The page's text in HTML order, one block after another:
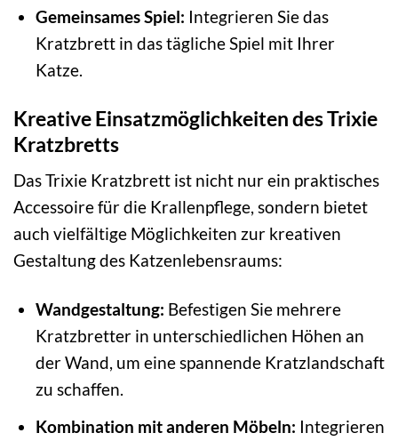
Gemeinsames Spiel: Integrieren Sie das
Kratzbrett in das tägliche Spiel mit Ihrer
Katze.
Kreative Einsatzmöglichkeiten des Trixie
Kratzbretts
Das Trixie Kratzbrett ist nicht nur ein praktisches
Accessoire für die Krallenpflege, sondern bietet
auch vielfältige Möglichkeiten zur kreativen
Gestaltung des Katzenlebensraums:
Wandgestaltung: Befestigen Sie mehrere
Kratzbretter in unterschiedlichen Höhen an
der Wand, um eine spannende Kratzlandschaft
zu schaffen.
Kombination mit anderen Möbeln: Integrieren